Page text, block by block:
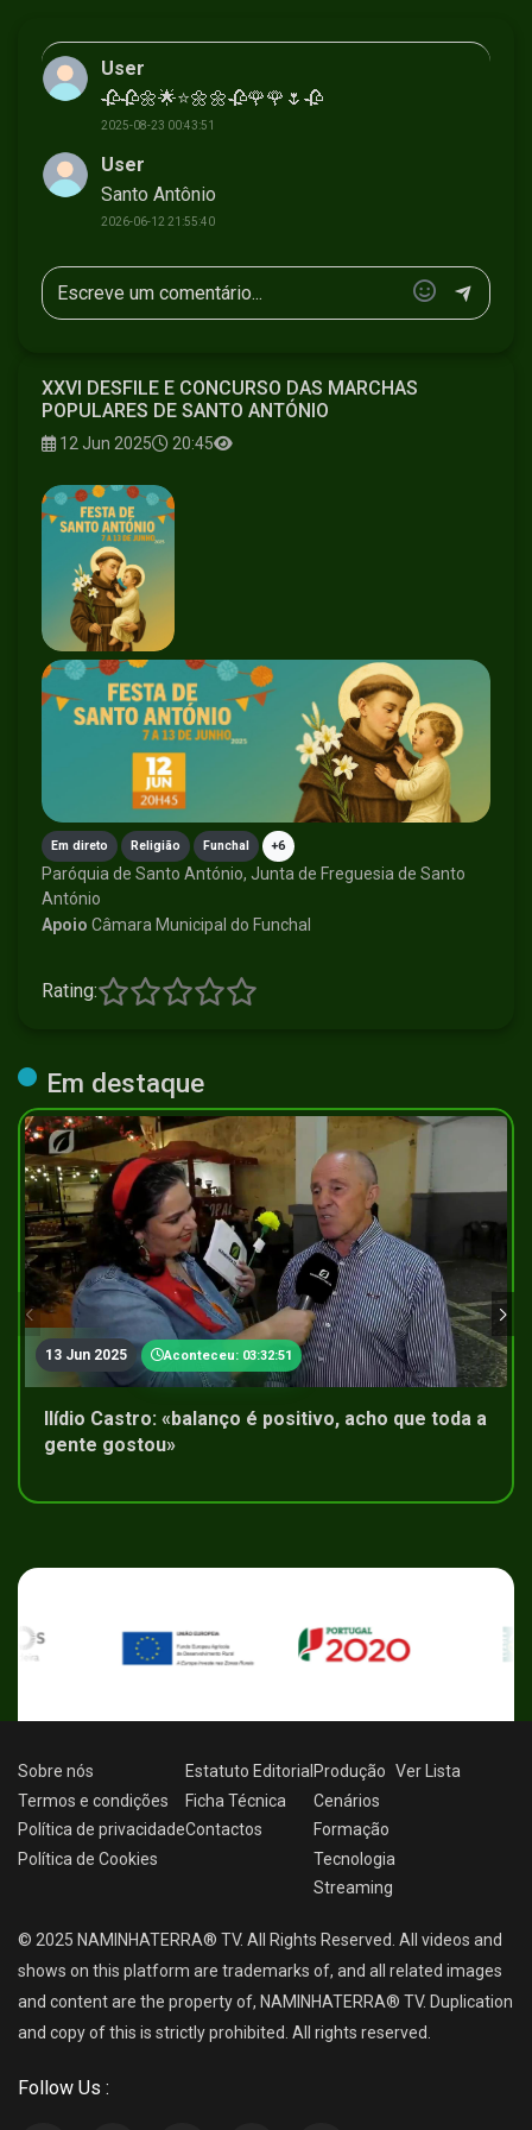
User
🥀🥀🌼🌟⭐🌼🌼🥀🌹🌹🌷🥀
2025-08-23 00:43:51
User
Santo Antônio
2026-06-12 21:55:40
XXVI DESFILE E CONCURSO DAS MARCHAS
POPULARES DE SANTO ANTÓNIO
12 Jun 2025 20:45
Em direto Religião Funchal +6
Paróquia de Santo António, Junta de Freguesia de Santo
António
Apoio Câmara Municipal do Funchal
Rating:
Em destaque
13 Jun 2025 Aconteceu: 03:32:51
Ilídio Castro: «balanço é positivo, acho que toda a
gente gostou»
Sobre nós
Termos e condições
Política de privacidade
Política de Cookies
Estatuto Editorial
Ficha Técnica
Contactos
Produção
Cenários
Formação
Tecnologia
Streaming
Ver Lista
© 2025 NAMINHATERRA® TV. All Rights Reserved. All videos and
shows on this platform are trademarks of, and all related images
and content are the property of, NAMINHATERRA® TV. Duplication
and copy of this is strictly prohibited. All rights reserved.
Follow Us :